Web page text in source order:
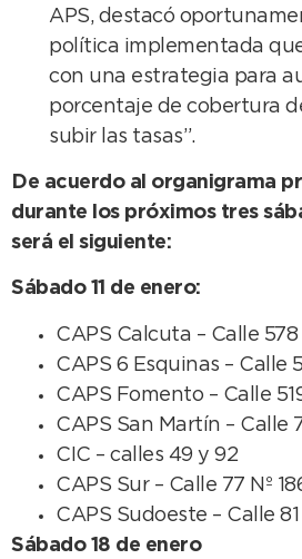
APS, destacó
política implementada
con una estrategia para
porcentaje de cobertura
subir las tasas”.
De acuerdo al organigrama
durante los próximos tres
será el siguiente:
Sábado 11 de enero:
CAPS Calcuta – Calle 578
CAPS 6 Esquinas – Calle
CAPS Fomento – Calle
CAPS San Martín – Calle
CIC – calles 49 y 92
CAPS Sur – Calle 77 Nº
CAPS Sudoeste – Calle
Sábado 18 de enero